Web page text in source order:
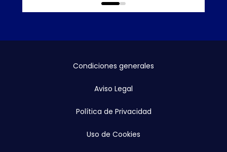
0 1
Condiciones generales
Aviso Legal
Política de Privacidad
Uso de Cookies